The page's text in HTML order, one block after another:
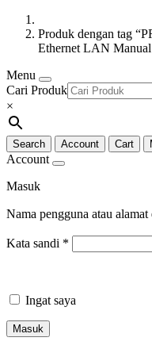
Produk dengan tag
Ethernet LAN Manual
Menu
Cari Produk
×
Search Account Cart
Account
Masuk
Nama pengguna atau alamat
Kata sandi *
Ingat saya
Masuk